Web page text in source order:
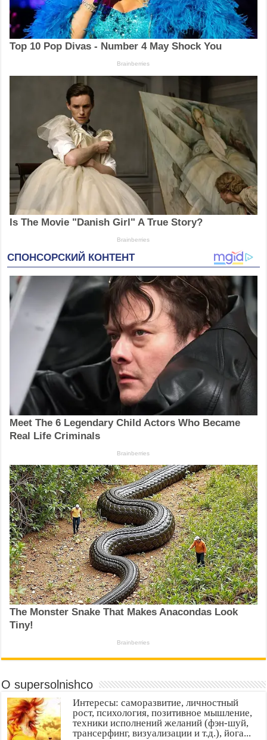
О supersolnishco
Интересы: саморазвитие, личностный
рост, психология, позитивное мышление,
техники исполнений желаний (фэн-шуй,
трансерфинг, визуализации и т.д.), йога...